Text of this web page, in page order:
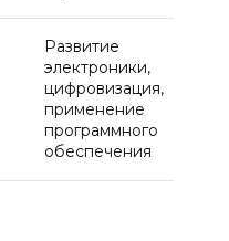
Развитие
электроники,
цифровизация,
применение
программного
обеспечения